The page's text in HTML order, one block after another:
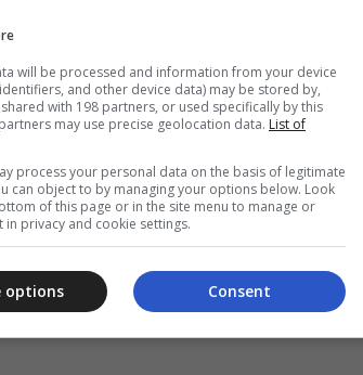
le processus est simple :
une liste complète des postes vacants
vos compétences et à vos intérêts, puis
mentionnées, y compris votre formation
will be processed and information from your device
and other device data) may be stored by,
with 198 partners, or used specifically by this
may use precise geolocation data. List of
process your personal data on the basis of legitimate
can object to by managing your options below. Look
of this page or in the site menu to manage or
in privacy and cookie settings.
Consent
options